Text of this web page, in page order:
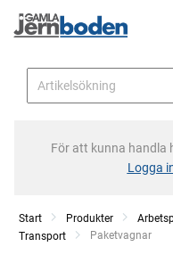
För att kunna handla
Logga
Start Produkter
Transport
Current:
Paketvagnar